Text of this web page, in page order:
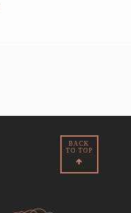
BACK
TO TOP